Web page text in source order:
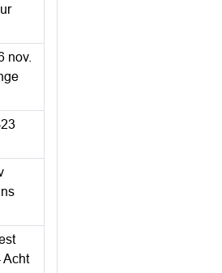
nov.
Acht